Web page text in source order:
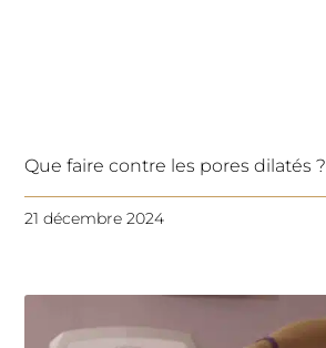
Que faire contre les pores dilatés ?
21 décembre 2024